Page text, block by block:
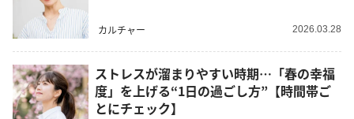
カルチャー 2026.03.28
ストレスが溜まりやすい時期…「春の幸福
度」を上げる“1日の過ごし方”【時間帯ご
とにチェック】